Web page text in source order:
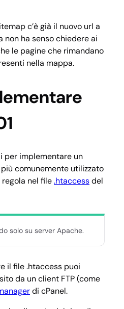
c’è già il nuovo url a
non ha senso chiedere ai
le pagine che rimandano
nella mappa.
per implementare un
comunemente utilizzato
nel file.htaccessdel
solo su server Apache.
il file .htaccess puoi
da un client FTP (come
di cPanel.